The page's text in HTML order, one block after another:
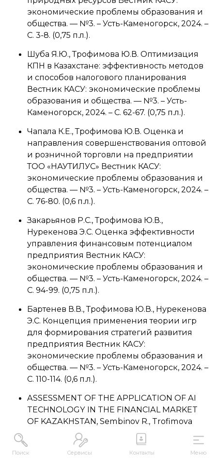
экономические проблемы образования и
общества. — №3. – Усть-Каменогорск, 2024. –
С. 3-8. (0,75 п.л.).
Шуба Я.Ю., Трофимова Ю.В. Оптимизация
КПН в Казахстане: эффективность методов
и способов налогового планирования
Вестник КАСУ: экономические проблемы
образования и общества. — №3. – Усть-
Каменогорск, 2024. – С. 62-67. (0,75 п.л.).
Чапала К.Е., Трофимова Ю.В. Оценка и
направления совершенствования оптовой
и розничной торговли на предприятии
ТОО «НАУТИЛУС» Вестник КАСУ:
экономические проблемы образования и
общества. — №3. – Усть-Каменогорск, 2024. –
С. 76-80. (0,6 п.л.).
Закарьянов Р.С., Трофимова Ю.В.,
Нурекенова Э.С. Оценка эффективности
управления финансовым потенциалом
предприятия Вестник КАСУ:
экономические проблемы образования и
общества. — №3. – Усть-Каменогорск, 2024. –
С. 94-99. (0,75 п.л.).
Бартенев В.В., Трофимова Ю.В., Нурекенова
Э.С. Концепция применения теории игр
для формирования стратегий развития
предприятия Вестник КАСУ:
экономические проблемы образования и
общества. — №3. – Усть-Каменогорск, 2024. –
С. 110-114. (0,6 п.л.).
ASSESSMENT OF THE APPLICATION OF AI
TECHNOLOGY IN THE FINANCIAL MARKET
OF KAZAKHSTAN, Sembinov R., Trofimova
Y.The Kazakh-American Free University
Academic Journal. –USA, Oregon, 2024. – 193
p., 0, 4 п.л.
Поиск Сервисы Контакты Меню